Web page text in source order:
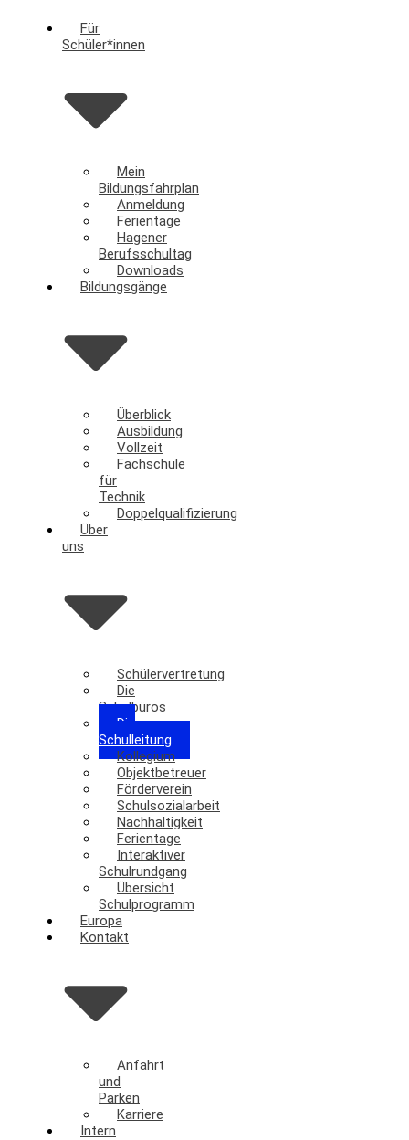
Für
Schüler*innen
Mein
Bildungsfahrplan
Anmeldung
Ferientage
Hagener
Berufsschultag
Downloads
Bildungsgänge
Überblick
Ausbildung
Vollzeit
Fachschule
für
Technik
Doppelqualifizierung
Über
uns
Schülervertretung
Die
Schulbüros
Die
Schulleitung
Kollegium
Objektbetreuer
Förderverein
Schulsozialarbeit
Nachhaltigkeit
Ferientage
Interaktiver
Schulrundgang
Übersicht
Schulprogramm
Europa
Kontakt
Anfahrt
und
Parken
Karriere
Intern